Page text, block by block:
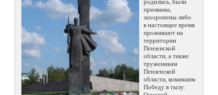
родились, были
призваны,
захоронены либо
в настоящее время
проживают на
территории
Пензенской
области, а также
труженикам
Пензенской
области, ковавшим
Победу в тылу.